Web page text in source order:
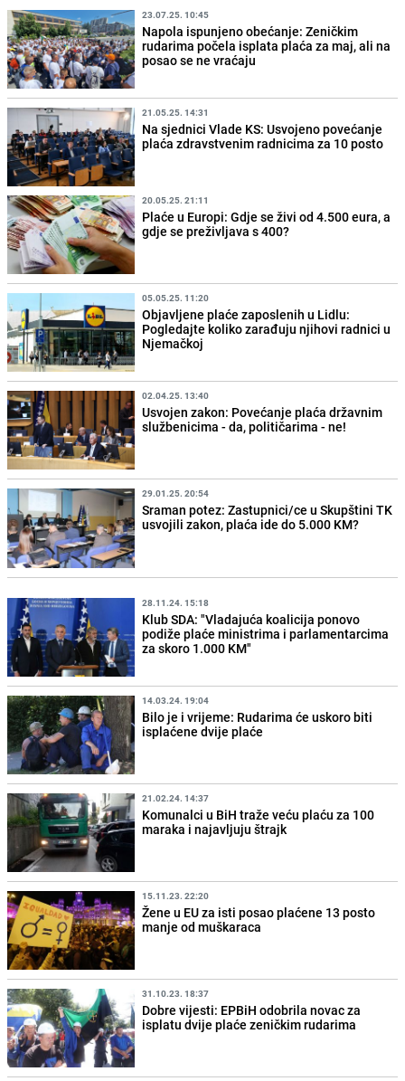
23.07.25. 10:45
Napola ispunjeno obećanje: Zeničkim
rudarima počela isplata plaća za maj, ali na
posao se ne vraćaju
21.05.25. 14:31
Na sjednici Vlade KS: Usvojeno povećanje
plaća zdravstvenim radnicima za 10 posto
20.05.25. 21:11
Plaće u Europi: Gdje se živi od 4.500 eura, a
gdje se preživljava s 400?
05.05.25. 11:20
Objavljene plaće zaposlenih u Lidlu:
Pogledajte koliko zarađuju njihovi radnici u
Njemačkoj
02.04.25. 13:40
Usvojen zakon: Povećanje plaća državnim
službenicima - da, političarima - ne!
29.01.25. 20:54
Sraman potez: Zastupnici/ce u Skupštini TK
usvojili zakon, plaća ide do 5.000 KM?
28.11.24. 15:18
Klub SDA: "Vladajuća koalicija ponovo
podiže plaće ministrima i parlamentarcima
za skoro 1.000 KM"
14.03.24. 19:04
Bilo je i vrijeme: Rudarima će uskoro biti
isplaćene dvije plaće
21.02.24. 14:37
Komunalci u BiH traže veću plaću za 100
maraka i najavljuju štrajk
15.11.23. 22:20
Žene u EU za isti posao plaćene 13 posto
manje od muškaraca
31.10.23. 18:37
Dobre vijesti: EPBiH odobrila novac za
isplatu dvije plaće zeničkim rudarima